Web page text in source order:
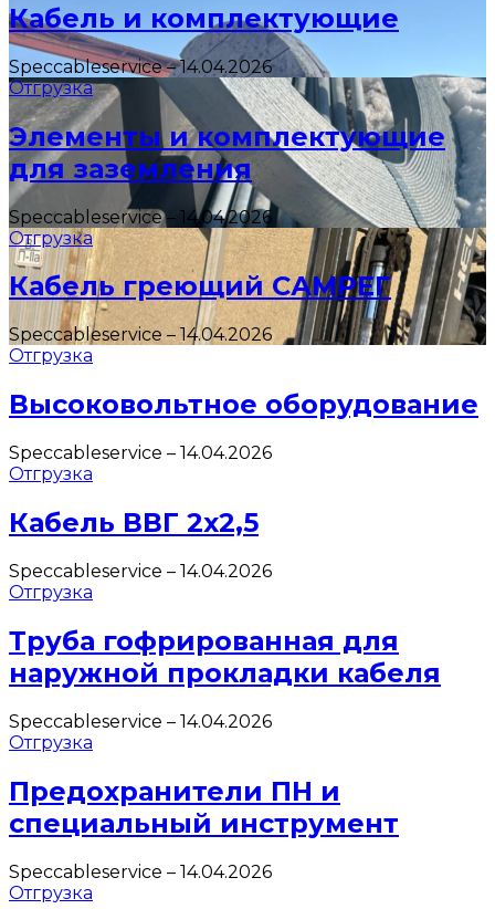
Кабель и комплектующие
Speccableservice–14.04.2026
Отгрузка
Элементы и комплектующие
для заземления
Speccableservice– 14.04.2026
Отгрузка
Кабель греющий САМРЕГ
Speccableservice– 14.04.2026
Отгрузка
Высоковольтное оборудование
Speccableservice – 14.04.2026
Отгрузка
Кабель ВВГ 2х2,5
Speccableservice – 14.04.2026
Отгрузка
Труба гофрированная для
наружной прокладки кабеля
Speccableservice – 14.04.2026
Отгрузка
Предохранители ПН и
специальный инструмент
Speccableservice – 14.04.2026
Отгрузка